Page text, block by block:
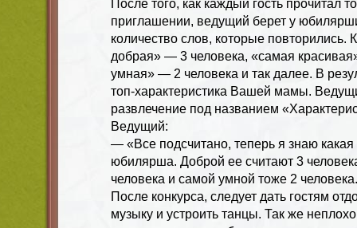
После того, как каждый гость прочитал
приглашении, ведущий берет у
количество слов, которые повторились.
добрая» — 3 человека, «самая
умная» — 2 человека и так далее. В
топ-характеристика Вашей мамы.
развлечение под названием
Ведущий:
— «Все подсчитано, теперь я знаю
юбилярша. Доброй ее считают 3
человека и самой умной тоже 2
После конкурса, следует дать гостям
музыку и устроить танцы. Так же